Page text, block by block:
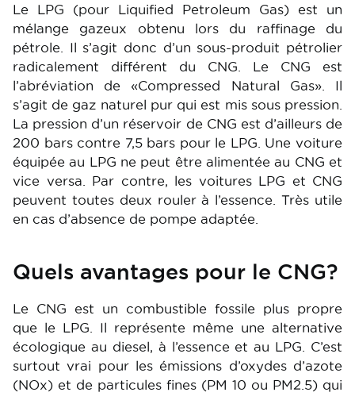
Le LPG (pour Liquified Petroleum Gas) est un
mélange gazeux obtenu lors du raffinage du
pétrole. Il s’agit donc d’un sous-produit pétrolier
radicalement différent du CNG. Le CNG est
l’abréviation de «Compressed Natural Gas». Il
s’agit de gaz naturel pur qui est mis sous pression.
La pression d’un réservoir de CNG est d’ailleurs de
200 bars contre 7,5 bars pour le LPG. Une voiture
équipée au LPG ne peut être alimentée au CNG et
vice versa. Par contre, les voitures LPG et CNG
peuvent toutes deux rouler à l’essence. Très utile
en cas d’absence de pompe adaptée.
Quels avantages pour le CNG?
Le CNG est un combustible fossile plus propre
que le LPG. Il représente même une alternative
écologique au diesel, à l’essence et au LPG. C’est
surtout vrai pour les émissions d’oxydes d’azote
(NOx) et de particules fines (PM 10 ou PM2.5) qui